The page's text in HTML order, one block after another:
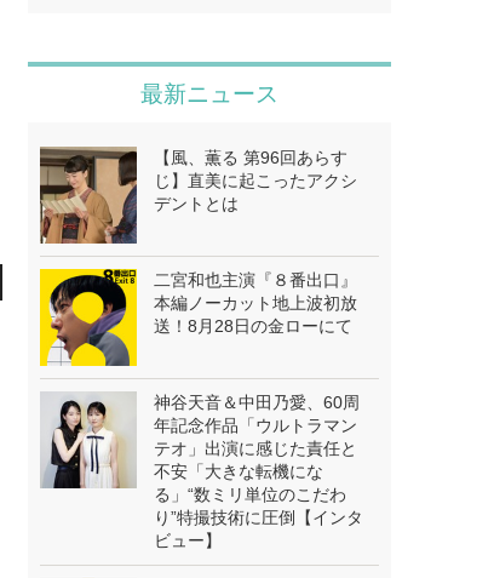
最新ニュース
【風、薫る 第96回あらす
じ】直美に起こったアクシ
デントとは
二宮和也主演『８番出口』
本編ノーカット地上波初放
送！8月28日の金ローにて
神谷天音＆中田乃愛、60周
年記念作品「ウルトラマン
テオ」出演に感じた責任と
不安「大きな転機にな
る」“数ミリ単位のこだわ
り”特撮技術に圧倒【インタ
ビュー】